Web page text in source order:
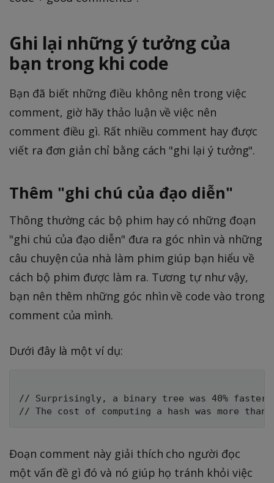
Ghi lại những ý tưởng của
bạn trong khi code
Bạn đã biết những điều không nên trong việc
comment, giờ hãy thảo luận về việc nên
comment điều gì. Rất nhiều comment hay được
viết ra đơn giản chỉ bằng cách "ghi lại ý tưởng".
Thêm "ghi chú của đạo diễn"
Thông thường các bộ phim hay có những đoạn
"ghi chú của đạo diễn" đưa ra góc nhìn và những
câu chuyện của nhà làm phim giúp bạn hiểu về
cách bộ phim được làm ra. Tương tự như vậy,
bạn nên thêm những góc nhìn về code vào trong
comment của mình.
Dưới đây là một ví dụ:
// Surprisingly, a binary tree was 40%
Đoạn comment này giải thích cho người đọc
một vấn đề gì đó và nó giúp họ tránh khỏi việc